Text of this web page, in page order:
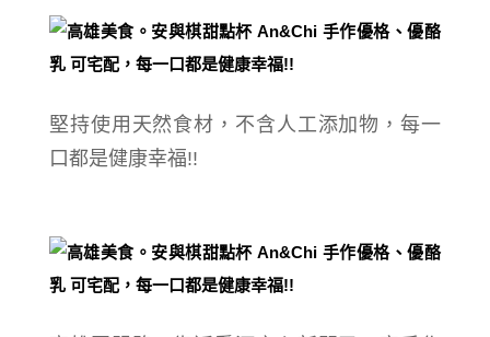
堅持使用天然食材，不含人工添加物，每一
口都是健康幸福!!